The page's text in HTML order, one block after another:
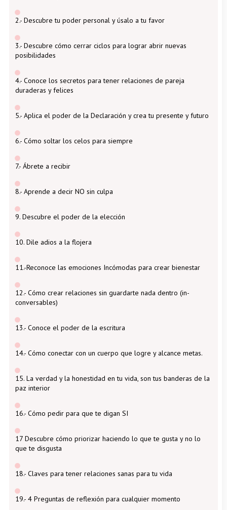
2.- Descubre tu poder personal y úsalo a tu favor
3.- Descubre cómo cerrar ciclos para lograr abrir nuevas
posibilidades
4.- Conoce los secretos para tener relaciones de pareja
duraderas y felices
5.- Aplica el poder de la Declaración y crea tu presente y futuro
6.- Cómo soltar los celos para siempre
7.- Ábrete a recibir
8.- Aprende a decir NO sin culpa
9. Descubre el poder de la elección
10. Dile adios a la flojera
11.-Reconoce las emociones Incómodas para crear bienestar
12.- Cómo crear relaciones sin guardarte nada dentro (in-
conversables)
13.- Conoce el poder de la escritura
14.- Cómo conectar con un cuerpo que logre y alcance metas.
15. La verdad y la honestidad en tu vida, son tus banderas de la
paz interior
16.- Cómo pedir para que te digan SI
17 Descubre cómo priorizar haciendo lo que te gusta y no lo
que te disgusta
18.- Claves para tener relaciones sanas para tu vida
19.- 4 Preguntas de reflexión para cualquier momento